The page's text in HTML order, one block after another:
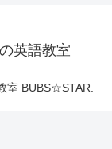
英語教室
室 BUBS☆STAR.